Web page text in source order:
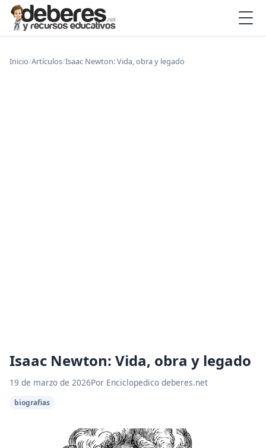
Inicio/Artículos/Isaac Newton: Vida, obra y legado
Isaac Newton: Vida, obra y legado
19 de marzo de 2026Por Enciclopedico deberes.net
biografias